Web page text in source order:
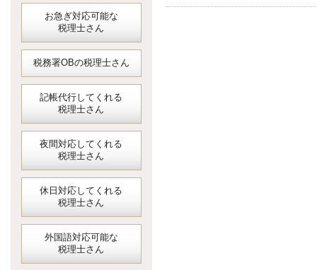
お急ぎ対応可能な
税理士さん
税務署OBの税理士さん
記帳代行してくれる
税理士さん
夜間対応してくれる
税理士さん
休日対応してくれる
税理士さん
外国語対応可能な
税理士さん